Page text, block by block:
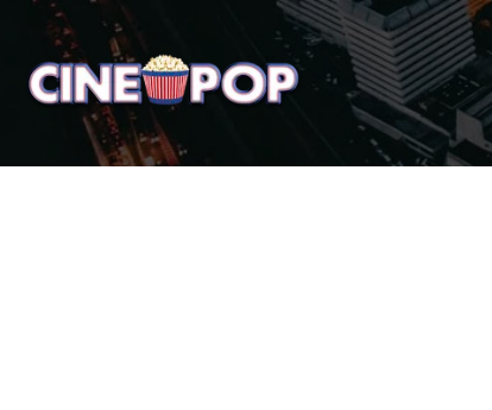
Home Notícias